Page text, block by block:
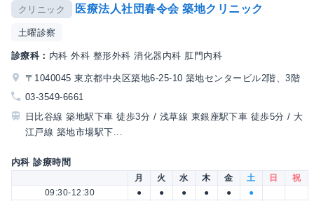
クリニック 医療法人社団春令会 築地クリニック
土曜診察
診療科： 内科 外科 整形外科 消化器内科 肛門内科
〒1040045 東京都中央区築地6-25-10 築地センタービル2階、3階
03-3549-6661
日比谷線 築地駅下車 徒歩3分 / 浅草線 東銀座駅下車 徒歩5分 / 大
江戸線 築地市場駅下...
内科 診療時間
月 火 水 木 金 土 日
祝
09:30-12:30
● ● ● ● ●
●